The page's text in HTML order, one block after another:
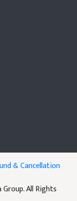
& Cancellation
All Rights